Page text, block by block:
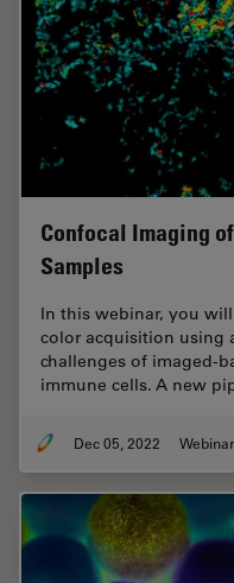
Confocal Imaging
Samples
In this webinar, you
color acquisition using
challenges of imaged-
immune cells. A new
Dec 05, 2022